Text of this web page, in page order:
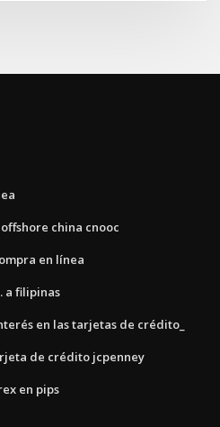
china cnooc
en línea
a filipinas
en las tarjetas de crédito_
de crédito jcpenney
en pips